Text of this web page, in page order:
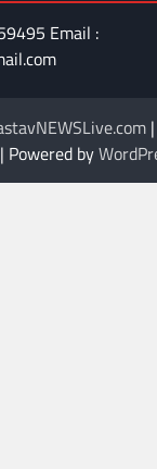
Email :
| Powered by